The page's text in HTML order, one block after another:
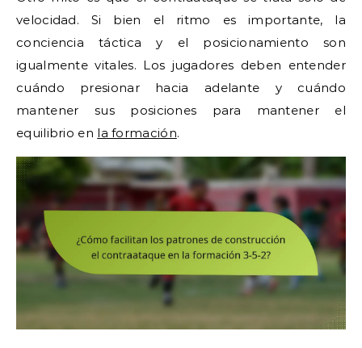
velocidad. Si bien el ritmo es importante, la
conciencia táctica y el posicionamiento son
igualmente vitales. Los jugadores deben entender
cuándo presionar hacia adelante y cuándo
mantener sus posiciones para mantener el
equilibrio en la formación.